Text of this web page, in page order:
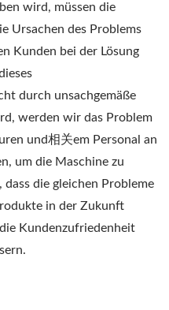
wird, müssen die
Ursachen des Problems
Kunden bei der Lösung
durch unsachgemäße
werden wir das Problem
und相关em Personal an
um die Maschine zu
die gleichen Probleme
in der Zukunft
Kundenzufriedenheit